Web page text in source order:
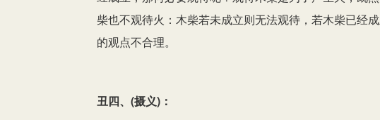
柴也不观待火：木柴若未成立则无法观待，若木柴已经
的观点不合理。
丑四、(摄义)：